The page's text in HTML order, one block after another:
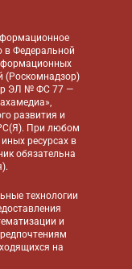
в Федеральной
(Роскомнадзор)
ЭЛ № ФС 77 —
развития и
При любом
ресурсах в
обязательна
).
технологии
и
на